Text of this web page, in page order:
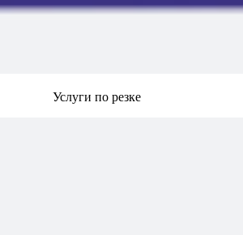
Услуги по резке